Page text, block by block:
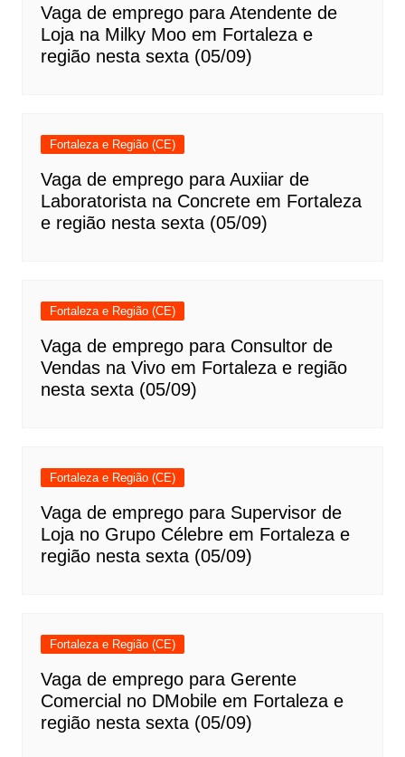
Vaga de emprego para Atendente de
Loja na Milky Moo em Fortaleza e
região nesta sexta (05/09)
Fortaleza e Região (CE)
Vaga de emprego para Auxiiar de
Laboratorista na Concrete em Fortaleza
e região nesta sexta (05/09)
Fortaleza e Região (CE)
Vaga de emprego para Consultor de
Vendas na Vivo em Fortaleza e região
nesta sexta (05/09)
Fortaleza e Região (CE)
Vaga de emprego para Supervisor de
Loja no Grupo Célebre em Fortaleza e
região nesta sexta (05/09)
Fortaleza e Região (CE)
Vaga de emprego para Gerente
Comercial no DMobile em Fortaleza e
região nesta sexta (05/09)